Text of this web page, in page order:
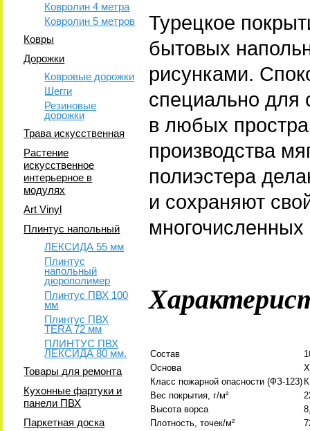
Ковролин 4 метра
Ковролин 5 метров
Ковры
Дорожки
Ковровые дорожки
Шегги
Резиновые
дорожки
Трава искусственная
Растение
искусственное
интерьерное в
модулях
Art Vinyl
Плинтус напольный
ЛЕКСИДА 55 мм
Плинтус
напольный
дюрополимер
Плинтус ПВХ 100
мм
Плинтус ПВХ
TERA 72 мм
ПЛИНТУС ПВХ
ЛЕКСИДА 80 мм.
Товары для ремонта
Кухонные фартуки и
панели ПВХ
Паркетная доска
Турецкое
бытовых
рисунками.
специально для
в любых
производства
полиэстера
и сохраняют
многочисленных
Состав
Основа
Класс пожарной опасности (ФЗ-123)
Вес покрытия, г/м²
Высота ворса
Плотность, точек/м²